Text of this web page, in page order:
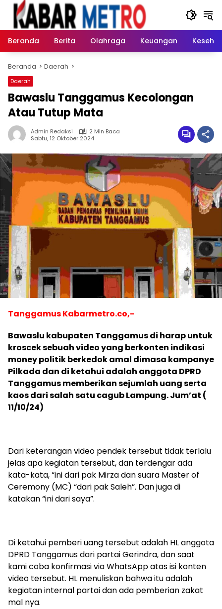
Langsung
konten
Beranda
Berita Olahraga Keuangan
Beranda Daerah
Daerah
Bawaslu Tanggamus Kecolongan
Atau Tutup Mata
Admin Redaksi
2 Min Baca
Sabtu, 12 Oktober 2024
Tanggamus Kabarmetro.co,-
Bawaslu kabupaten Tanggamus di harap untuk
kroscek sebuah video yang berkonten indikasi
money politik berkedok amal dimasa kampanye
Pilkada dan di ketahui adalah anggota DPRD
Tanggamus memberikan sejumlah uang serta
kaos dari salah satu cagub Lampung. Jum’at (
11/10/24)
Dari keterangan video pendek tersebut tidak terlalu
jelas apa kegiatan tersebut, dan terdengar ada
kata-kata, “ini dari pak Mirza dan suara Master of
Ceremony (MC) “dari pak Saleh”. Dan juga di
katakan “ini dari saya”.
Di ketahui pemberi uang tersebut adalah HL anggota
DPRD Tanggamus dari partai Gerindra, dan saat
kami coba konfirmasi via WhatsApp atas isi konten
video tersebut. HL menuliskan bahwa itu adalah
kegiatan internal partai dan ada pemberian zakat
mal nya.